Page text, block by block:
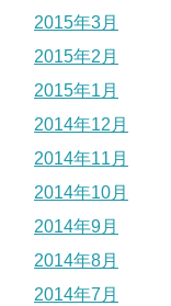
2015年3月
2015年2月
2015年1月
2014年12月
2014年11月
2014年10月
2014年9月
2014年8月
2014年7月